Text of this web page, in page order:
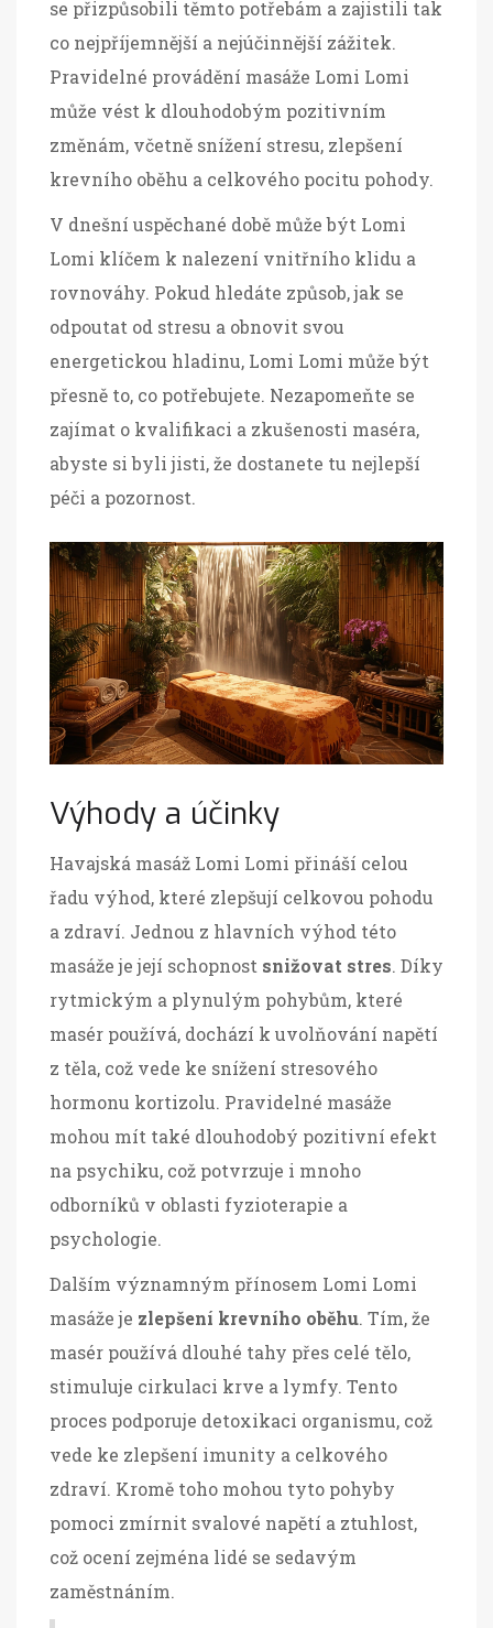
se přizpůsobili těmto potřebám a zajistili tak
co nejpříjemnější a nejúčinnější zážitek.
Pravidelné provádění masáže Lomi Lomi
může vést k dlouhodobým pozitivním
změnám, včetně snížení stresu, zlepšení
krevního oběhu a celkového pocitu pohody.
V dnešní uspěchané době může být Lomi
Lomi klíčem k nalezení vnitřního klidu a
rovnováhy. Pokud hledáte způsob, jak se
odpoutat od stresu a obnovit svou
energetickou hladinu, Lomi Lomi může být
přesně to, co potřebujete. Nezapomeňte se
zajímat o kvalifikaci a zkušenosti maséra,
abyste si byli jisti, že dostanete tu nejlepší
péči a pozornost.
Výhody a účinky
Havajská masáž Lomi Lomi přináší celou
řadu výhod, které zlepšují celkovou pohodu
a zdraví. Jednou z hlavních výhod této
masáže je její schopnost snižovat stres. Díky
rytmickým a plynulým pohybům, které
masér používá, dochází k uvolňování napětí
z těla, což vede ke snížení stresového
hormonu kortizolu. Pravidelné masáže
mohou mít také dlouhodobý pozitivní efekt
na psychiku, což potvrzuje i mnoho
odborníků v oblasti fyzioterapie a
psychologie.
Dalším významným přínosem Lomi Lomi
masáže je zlepšení krevního oběhu. Tím, že
masér používá dlouhé tahy přes celé tělo,
stimuluje cirkulaci krve a lymfy. Tento
proces podporuje detoxikaci organismu, což
vede ke zlepšení imunity a celkového
zdraví. Kromě toho mohou tyto pohyby
pomoci zmírnit svalové napětí a ztuhlost,
což ocení zejména lidé se sedavým
zaměstnáním.